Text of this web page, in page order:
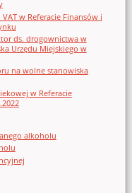
w Referacie Finansów i
ds. drogownictwa w
Urzędu Miejskiego w
na wolne stanowiska
w Referacie
alkoholu